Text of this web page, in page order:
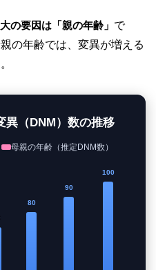
の要因は「親の年齢」 で
の年齢では、変異が増える
異（DNM）数の推移
母親の年齢（推定DNM数）
80
90
100